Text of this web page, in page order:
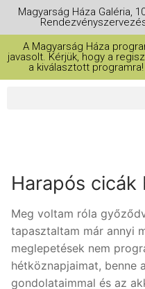
Magyarság Háza Galéria,
A Magyarság Háza
javasolt. Kérjük, hogy a
a kiválasztott
Harapós cicák
Meg voltam róla
tapasztaltam már annyi
meglepetések nem
hétköznapjaimat, benne
gondolataimmal és az